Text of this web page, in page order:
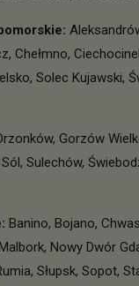
:
, Chełmno,
, Solec Kujawski,
, Gorzów
, Sulechów,
: Banino, Bojano,
, Nowy Dwór
, Słupsk, Sopot,